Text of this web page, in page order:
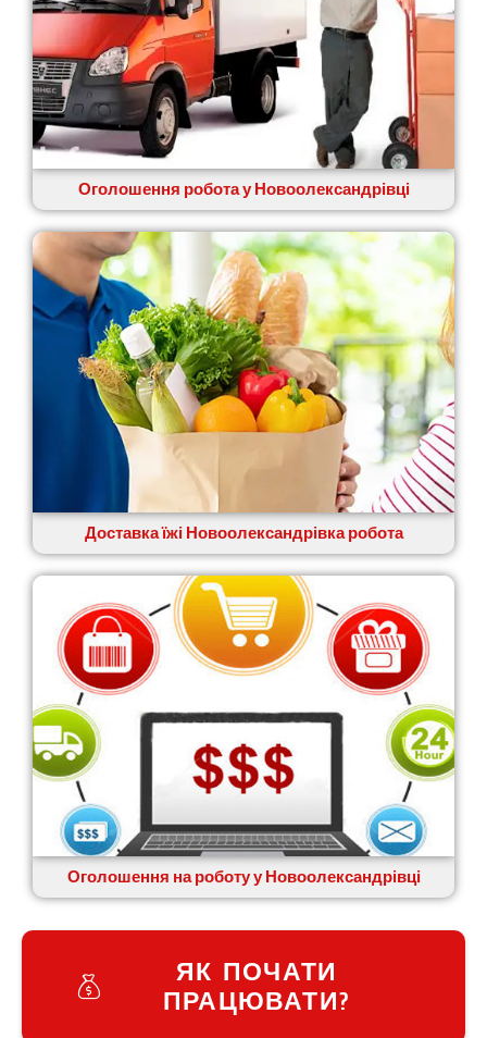
Запоріжжя
Зарічани
Зазим’я
Здолбунів
Жовті Води
Житомир
Зміїв
Знам’янка
Звенигородка
Звягель
Оголошення робота у Новоолександрівці
Доставка їжі Новоолександрівка робота
Оголошення на роботу у Новоолександрівці
ЯК ПОЧАТИ
ПРАЦЮВАТИ?